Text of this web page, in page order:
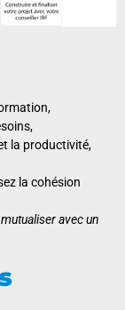
la productivité,
la cohésion
avec un